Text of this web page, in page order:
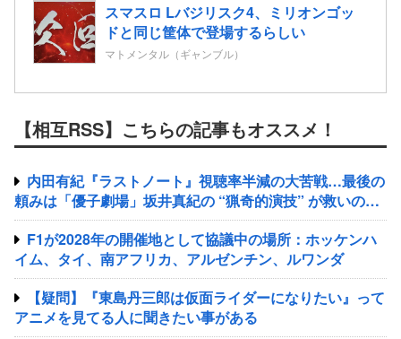
スマスロ Lバジリスク4、ミリオンゴッ
ドと同じ筐体で登場するらしい
マトメンタル（ギャンブル）
【相互RSS】こちらの記事もオススメ！
内田有紀『ラストノート』視聴率半減の大苦戦…最後の
頼みは「優子劇場」坂井真紀の “猟奇的演技” が救いの神
になるか
F1が2028年の開催地として協議中の場所：ホッケンハ
イム、タイ、南アフリカ、アルゼンチン、ルワンダ
【疑問】『東島丹三郎は仮面ライダーになりたい』って
アニメを見てる人に聞きたい事がある